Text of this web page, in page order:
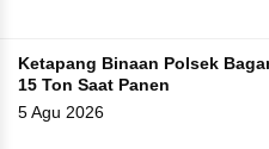
Ketapang Binaan Polsek
15 Ton Saat Panen
5 Agu 2026